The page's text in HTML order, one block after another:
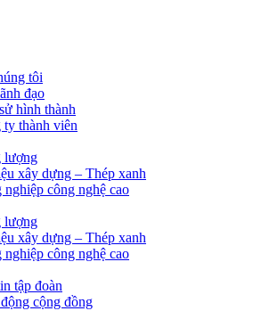
tôi
đạo
hình thành
ty thành viên
lượng
xây dựng – Thép xanh
nghiệp công nghệ cao
lượng
xây dựng – Thép xanh
nghiệp công nghệ cao
tập đoàn
cộng đồng